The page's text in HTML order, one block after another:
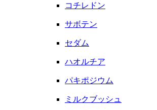
コチレドン
サボテン
セダム
ハオルチア
パキポジウム
ミルクブッシュ